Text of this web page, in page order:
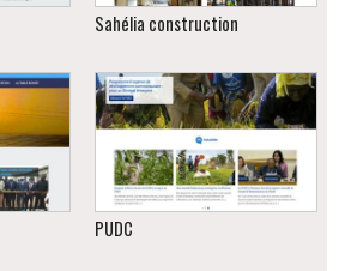
Sahélia construction
PUDC